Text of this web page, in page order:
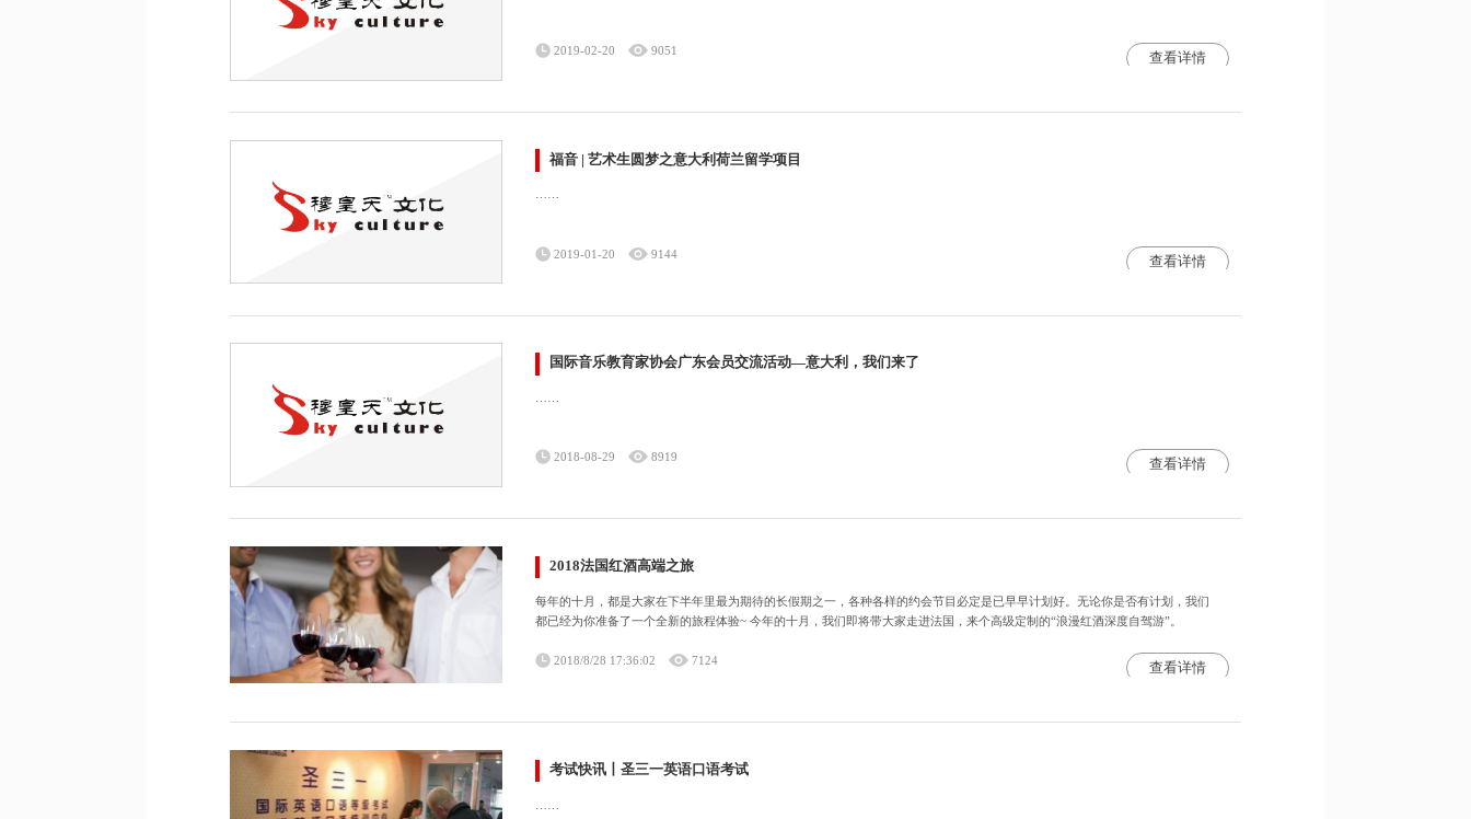
2019-02-20 9051 查看详情
福音 | 艺术生圆梦之意大利荷兰留学项目
2019-01-20 9144 查看详情
国际音乐教育家协会广东会员交流活动—意大利，我们来了
2018-08-29 8919 查看详情
2018法国红酒高端之旅
每年的十月，都是大家在下半年里最为期待的长假期之一，各种各样的约会节目必定是已早早计划好。无论你是否有计划，我们
都已经为你准备了一个全新的旅程体验~ 今年的十月，我们即将带大家走进法国，来个高级定制的“浪漫红酒深度自驾游”。
2018/8/28 17:36:02 7124 查看详情
考试快讯丨圣三一英语口语考试